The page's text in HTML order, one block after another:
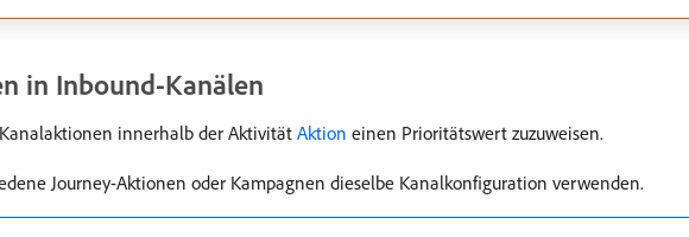
in Inbound-Kanälen
innerhalb der Aktivität Aktion einen Prioritätswert zuzuweisen.
Journey-Aktionen oder Kampagnen dieselbe Kanalkonfiguration verwenden.